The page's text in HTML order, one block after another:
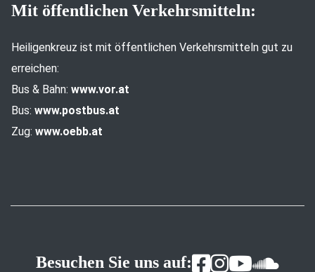
Mit öffentlichen Verkehrsmitteln:
Heiligenkreuz ist mit öffentlichen Verkehrsmitteln gut zu
erreichen:
Bus & Bahn: www.vor.at
Bus: www.postbus.at
Zug: www.oebb.at
Besuchen Sie uns auf: